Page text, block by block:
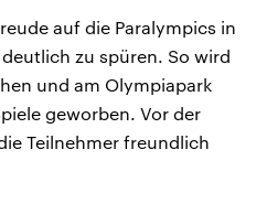
auf die Paralympics in
zu spüren. So wird
und am Olympiapark
geworben. Vor der
Teilnehmer freundlich